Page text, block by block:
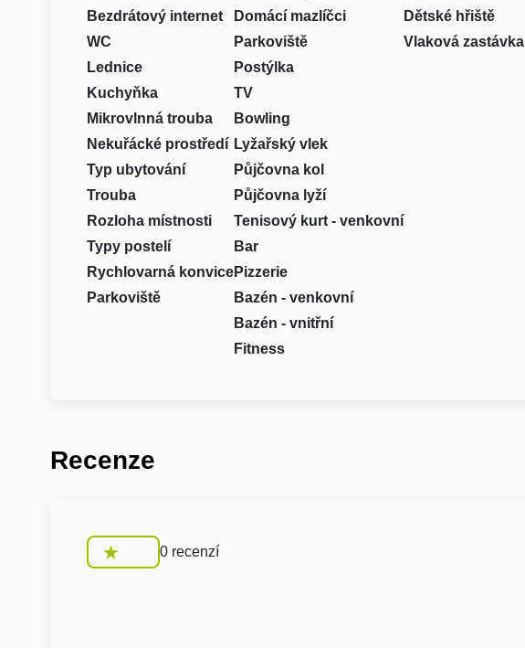
Bezdrátový internet
WC
Lednice
Kuchyňka
Mikrovlnná trouba
Nekuřácké prostředí
Typ ubytování
Trouba
Rozloha místnosti
Typy postelí
Rychlovarná konvice
Parkoviště
Domácí mazlíčci
Parkoviště
Postýlka
TV
Bowling
Lyžařský vlek
Půjčovna kol
Půjčovna lyží
Tenisový kurt - venkovní
Bar
Pizzerie
Bazén - venkovní
Bazén - vnitřní
Fitness
Dětské hřiště
Vlaková zastávka
Recenze
0 recenzí